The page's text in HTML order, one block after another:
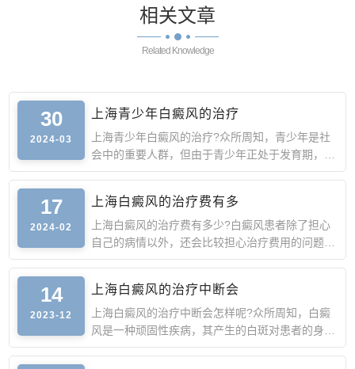
相关文章
Related Knowledge
30
2024-03
上海青少年白癜风的治疗
上海青少年白癜风的治疗?众所周知，青少年是社
会中的重要人群，但由于青少年正处于发育期，此
时身体抵抗力较弱
17
2024-02
上海白癜风的治疗费有多
上海白癜风的治疗费有多少?白癜风患者除了担心
自己的病情以外，还会比较担心治疗费用的问题。
由于白癜风的诱因
14
2023-12
上海白癜风的治疗中断会
上海白癜风的治疗中断会怎样呢?众所周知，白癜
风是一种顽固性疾病，其产生的白斑对患者的身心
造成严重的影响，